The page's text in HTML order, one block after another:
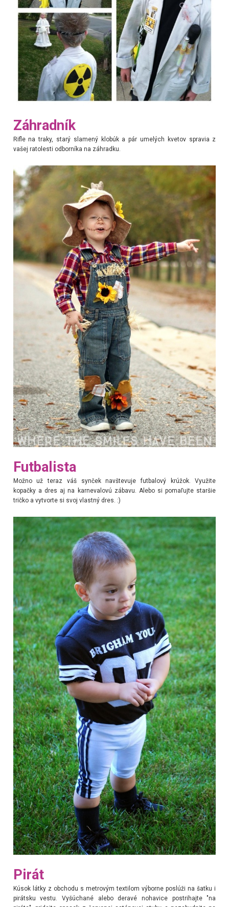
Záhradník
Rifle na traky, starý slamený klobúk a pár umelých kvetov spravia z
vašej ratolesti odborníka na záhradku.
Futbalista
Možno už teraz váš synček navštevuje futbalový krúžok. Využite
kopačky a dres aj na karnevalovú zábavu. Alebo si pomaľujte staršie
tričko a vytvorte si svoj vlastný dres. :)
Pirát
Kúsok látky z obchodu s metrovým textilom výborne poslúži na šatku i
pirátsku vestu. Vyšúchané alebo deravé nohavice postrihajte "na